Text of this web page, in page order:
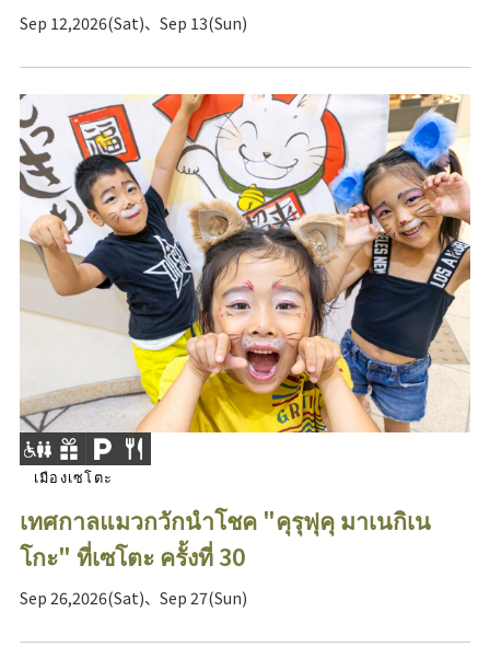
Sep 12,2026(Sat)、Sep 13(Sun)
เมืองเซโตะ
เทศกาลแมวกวักนำโชค "คุรุฟุคุ มาเนกิเน
โกะ" ที่เซโตะ ครั้งที่ 30
Sep 26,2026(Sat)、Sep 27(Sun)